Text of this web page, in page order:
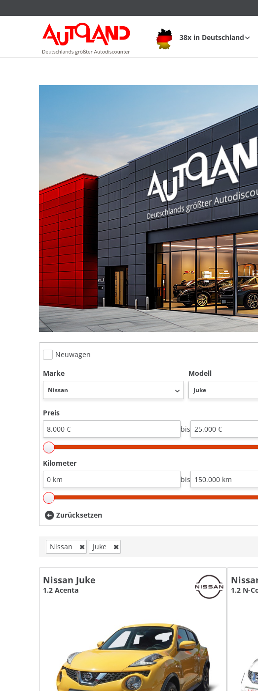
38x in Deutschland
Neuwagen
Marke
Modell
Preis
bis
Kilometer
bis
Zurücksetzen
Nissan Juke
Nissan Juke
1.2 Acenta 1.2 N-